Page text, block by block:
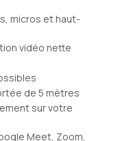
micros et haut-
vidéo nette
de 5 mètres
sur votre
Meet, Zoom,